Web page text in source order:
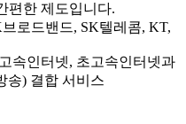
편한 제도입니다.
로드밴드, SK텔레콤, KT,
속인터넷, 초고속인터넷과
송) 결합 서비스